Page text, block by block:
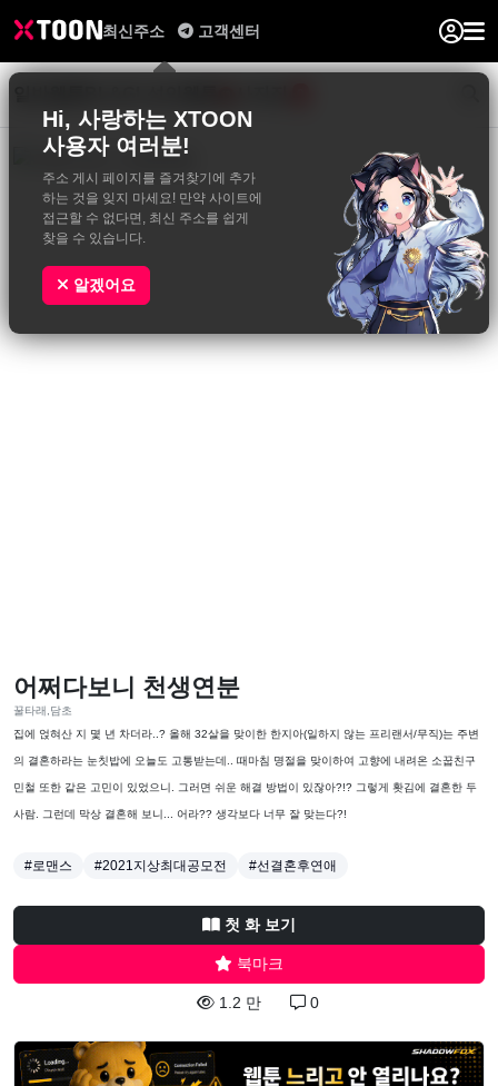
최신주소
Hi, 사랑하는 XTOON
사용자 여러분!
주소 게시 페이지를 즐겨찾기에 추가
하는 것을 잊지 마세요! 만약 사이트에
접근할 수 없다면, 최신 주소를 쉽게
찾을 수 있습니다.
알겠어요
고객센터
어쩌다보니 천생연분
꿀타래,담초
집에 얹혀산 지 몇 년 차더라..? 올해 32살을 맞이한 한지아(일하지 않는 프리랜서/무직)는 주변
의 결혼하라는 눈칫밥에 오늘도 고통받는데.. 때마침 명절을 맞이하여 고향에 내려온 소꿉친구
민철 또한 같은 고민이 있었으니. 그러면 쉬운 해결 방법이 있잖아?!? 그렇게 홧김에 결혼한 두
사람. 그런데 막상 결혼해 보니... 어라?? 생각보다 너무 잘 맞는다?!
#로맨스 #2021지상최대공모전 #선결혼후연애
첫 화 보기
북마크
1.2 만 0